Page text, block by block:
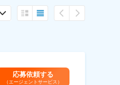
応募依頼する
（エージェントサービス）